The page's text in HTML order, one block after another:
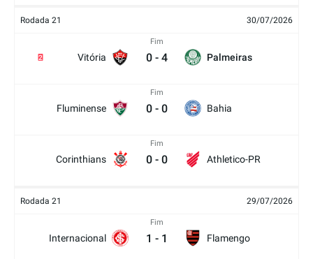
Rodada 21 30/07/2026
Vitória
2
Fim
0 - 4 Palmeiras
Fluminense
Fim
0 - 0 Bahia
Corinthians
Fim
0 - 0 Athletico-PR
Rodada 21 29/07/2026
Internacional
Fim
1 - 1 Flamengo